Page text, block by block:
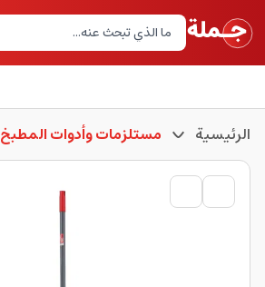
الرئيسية مستلزمات وأدوات المطبخ